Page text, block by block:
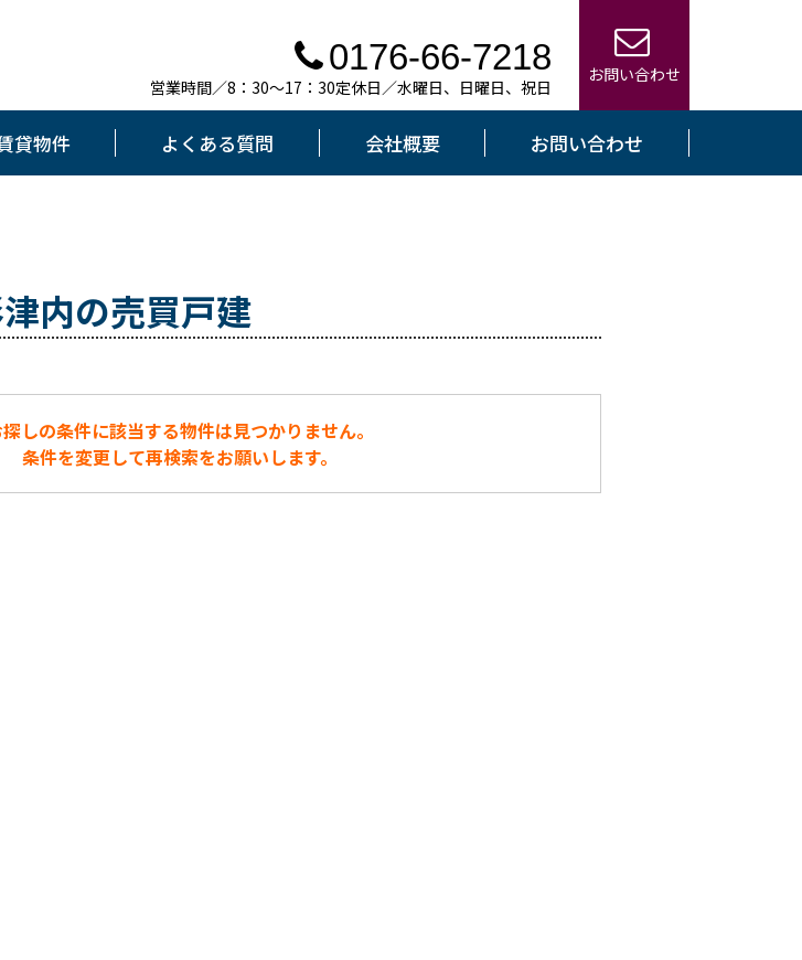
0176-66-7218
営業時間／8：30～17：30定休日／水曜日、日曜日、祝日
お問い合わせ
貸物件 よくある質問 会社概要 お問い合わせ
内の売買戸建
しの条件に該当する物件は見つかりません。
条件を変更して再検索をお願いします。